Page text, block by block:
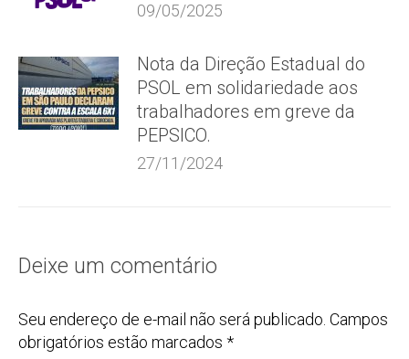
09/05/2025
Nota da Direção Estadual do
PSOL em solidariedade aos
trabalhadores em greve da
PEPSICO.
27/11/2024
Deixe um comentário
Seu endereço de e-mail não será publicado. Campos
obrigatórios estão marcados *